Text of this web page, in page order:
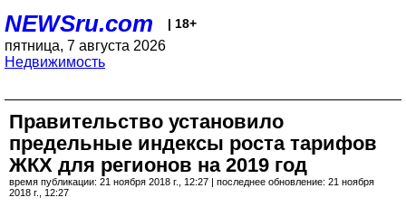
NEWSru.com | 18+
пятница, 7 августа 2026
Недвижимость
Правительство установило
предельные индексы роста тарифов
ЖКХ для регионов на 2019 год
время публикации: 21 ноября 2018 г., 12:27 | последнее обновление: 21 ноября
2018 г., 12:27